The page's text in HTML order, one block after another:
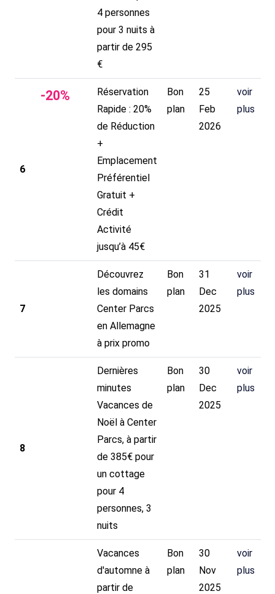
4 personnes
pour 3 nuits à
partir de 295
€
6
-20%
Réservation
Rapide : 20%
de Réduction
+
Emplacement
Préférentiel
Gratuit +
Crédit
Activité
jusqu’à 45€
Bon
plan
25
Feb
2026
voir
plus
7
Découvrez
les domains
Center Parcs
en Allemagne
à prix promo
Bon
plan
31
Dec
2025
voir
plus
8
Dernières
minutes
Vacances de
Noël à Center
Parcs, à partir
de 385€ pour
un cottage
pour 4
personnes, 3
nuits
Bon
plan
30
Dec
2025
voir
plus
Vacances
d'automne à
partir de
Bon
plan
30
Nov
2025
voir
plus